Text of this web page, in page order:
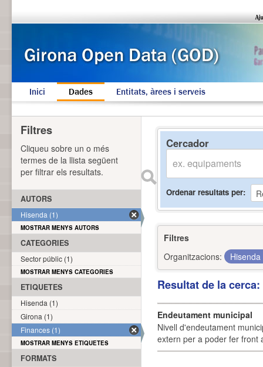
Inici Dades Entitats, àrees i serveis
Cercador
Ordenar resultats per
Filtres
Organitzacions:
Hisenda
Resultat de la
Endeutament municipal
Nivell d'endeutament
extern per a poder fer front
Filtres
Cliqueu sobre un o més
termes de la llista següent
per filtrar els resultats.
AUTORS
Hisenda (1)
MOSTRAR MENYS AUTORS
CATEGORIES
Sector públic (1)
MOSTRAR MENYS CATEGORIES
ETIQUETES
Hisenda (1)
Girona (1)
Finances (1)
MOSTRAR MENYS ETIQUETES
FORMATS